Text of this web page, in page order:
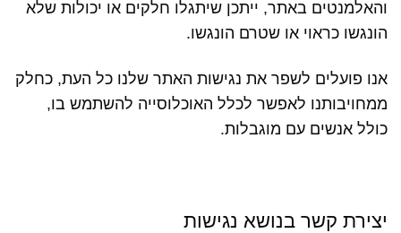
והאלמנטים באתר, ייתכן שיתגלו חלקים או יכולות שלא
הונגשו כראוי או שטרם הונגשו.
אנו פועלים לשפר את נגישות האתר שלנו כל העת, כחלק
ממחויבותנו לאפשר לכלל האוכלוסייה להשתמש בו,
כולל אנשים עם מוגבלות.
יצירת קשר בנושא נגישות